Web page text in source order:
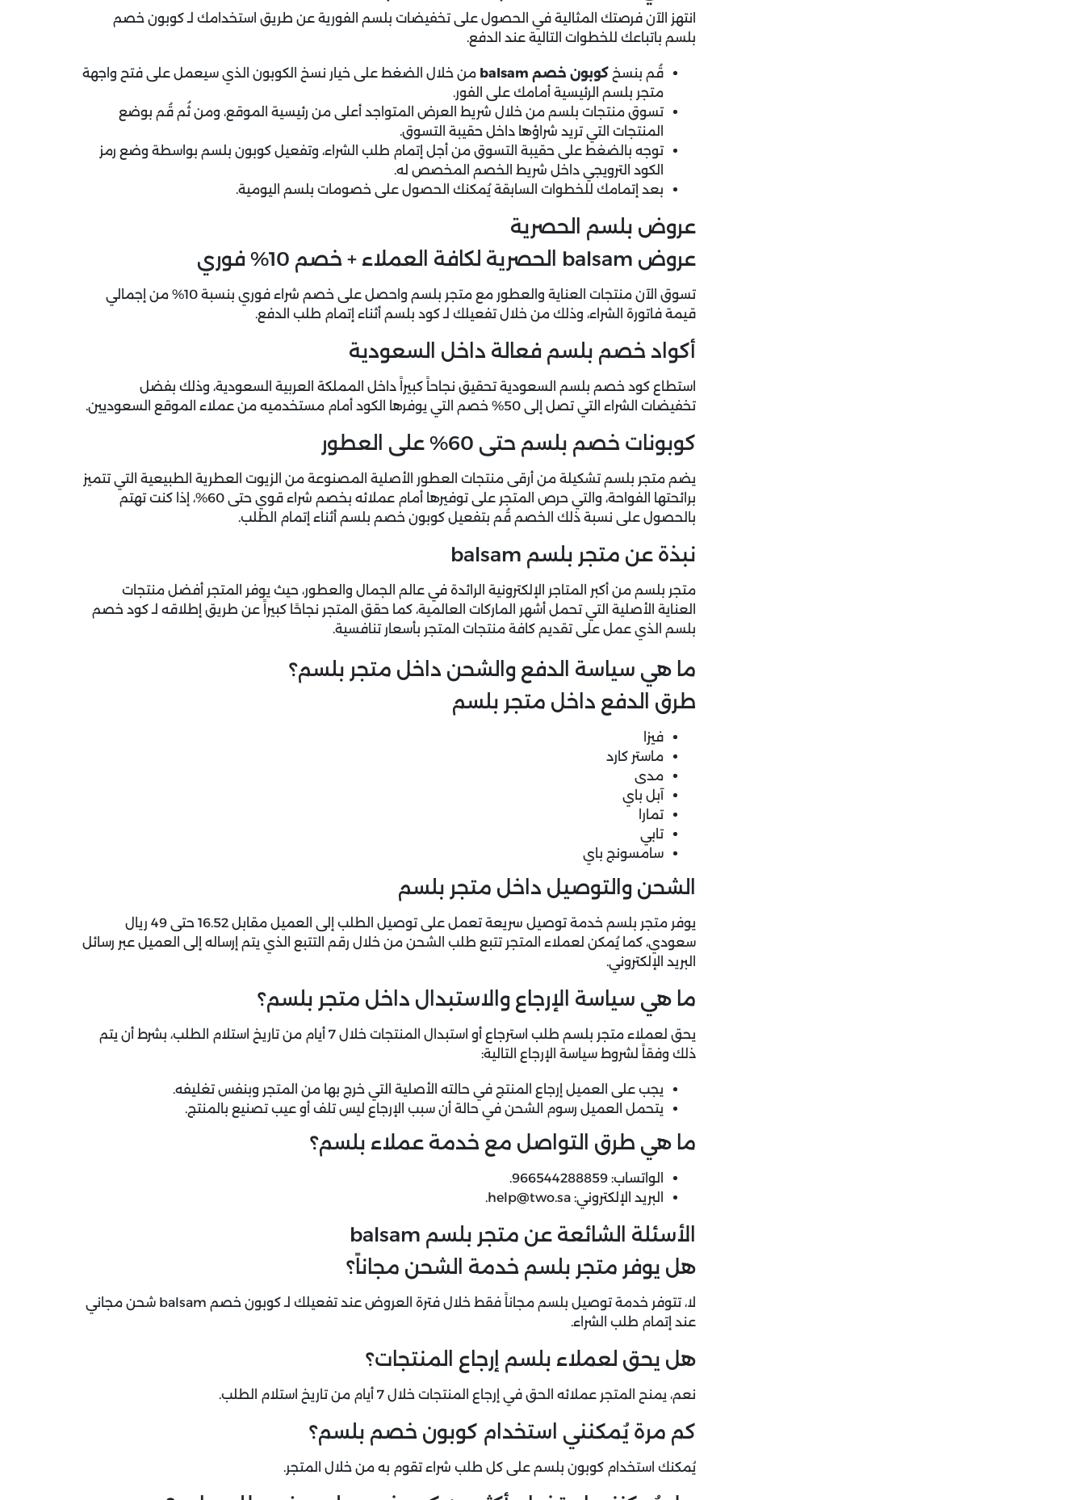
انتهز الآن فرصتك المثالية في الحصول على تخفيضات بلسم الفورية عن طريق استخدامك لـ كوبون خصم
بلسم باتباعك للخطوات التالية عند الدفع.
قُم بنسخ كوبون خصم balsam
من خلال الضغط على خيار نسخ الكوبون الذي سيعمل على فتح واجهة
متجر بلسم الرئيسية أمامك على الفور.
تسوق منتجات بلسم من خلال شريط العرض المتواجد أعلى من رئيسية الموقع، ومن ثُم قُم بوضع
المنتجات التي تريد شراؤها داخل حقيبة التسوق.
توجه بالضغط على حقيبة التسوق من أجل إتمام طلب الشراء، وتفعيل كوبون بلسم بواسطة وضع رمز
الكود الترويجي داخل شريط الخصم المخصص له.
بعد إتمامك للخطوات السابقة يُمكنك الحصول على خصومات بلسم اليومية.
عروض بلسم الحصرية
عروض balsam الحصرية لكافة العملاء + خصم 10% فوري
تسوق الآن منتجات العناية والعطور مع متجر بلسم واحصل على خصم شراء فوري بنسبة 10% من إجمالي
قيمة فاتورة الشراء، وذلك من خلال تفعيلك لـ كود بلسم أثناء إتمام طلب الدفع.
أكواد خصم بلسم فعالة داخل السعودية
استطاع كود خصم بلسم السعودية تحقيق نجاحاً كبيراً داخل المملكة العربية السعودية، وذلك بفضل
تخفيضات الشراء التي تصل إلى 50% خصم التي يوفرها الكود أمام مستخدميه من عملاء الموقع السعوديين.
كوبونات خصم بلسم حتى 60% على العطور
يضم متجر بلسم تشكيلة من أرقى منتجات العطور الأصلية المصنوعة من الزيوت العطرية الطبيعية التي تتميز
برائحتها الفواحة، والتي حرص المتجر على توفيرها أمام عملائه بخصم شراء قوي حتى 60%، إذا كنت تهتم
بالحصول على نسبة ذلك الخصم قُم بتفعيل كوبون خصم بلسم أثناء إتمام الطلب.
نبذة عن متجر بلسم balsam
متجر بلسم من أكبر المتاجر الإلكترونية الرائدة في عالم الجمال والعطور، حيث يوفر المتجر أفضل منتجات
العناية الأصلية التي تحمل أشهر الماركات العالمية، كما حقق المتجر نجاحًا كبيراً عن طريق إطلاقه لـ كود خصم
بلسم الذي عمل على تقديم كافة منتجات المتجر بأسعار تنافسية.
ما هي سياسة الدفع والشحن داخل متجر بلسم؟
طرق الدفع داخل متجر بلسم
فيزا
ماستر كارد
مدى
آبل باي
تمارا
تابي
سامسونج باي
الشحن والتوصيل داخل متجر بلسم
يوفر متجر بلسم خدمة توصيل سريعة تعمل على توصيل الطلب إلى العميل مقابل 16.52 حتى 49 ريال
سعودي، كما يُمكن لعملاء المتجر تتبع طلب الشحن من خلال رقم التتبع الذي يتم إرساله إلى العميل عبر رسائل
البريد الإلكتروني.
ما هي سياسة الإرجاع والاستبدال داخل متجر بلسم؟
يحق لعملاء متجر بلسم طلب استرجاع أو استبدال المنتجات خلال 7 أيام من تاريخ استلام الطلب، بشرط أن يتم
ذلك وفقاً لشروط سياسة الإرجاع التالية:
يجب على العميل إرجاع المنتج في حالته الأصلية التي خرج بها من المتجر وبنفس تغليفه.
يتحمل العميل رسوم الشحن في حالة أن سبب الإرجاع ليس تلف أو عيب تصنيع بالمنتج.
ما هي طرق التواصل مع خدمة عملاء بلسم؟
الواتساب: 966544288859.
البريد الإلكتروني: help@two.sa.
الأسئلة الشائعة عن متجر بلسم balsam
هل يوفر متجر بلسم خدمة الشحن مجاناً؟
لا، تتوفر خدمة توصيل بلسم مجاناً فقط خلال فترة العروض عند تفعيلك لـ كوبون خصم balsam شحن مجاني
عند إتمام طلب الشراء.
هل يحق لعملاء بلسم إرجاع المنتجات؟
نعم، يمنح المتجر عملائه الحق في إرجاع المنتجات خلال 7 أيام من تاريخ استلام الطلب.
كم مرة يُمكنني استخدام كوبون خصم بلسم؟
يُمكنك استخدام كوبون بلسم على كل طلب شراء تقوم به من خلال المتجر.